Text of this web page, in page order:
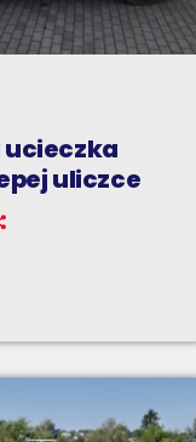
ucieczka
uliczce